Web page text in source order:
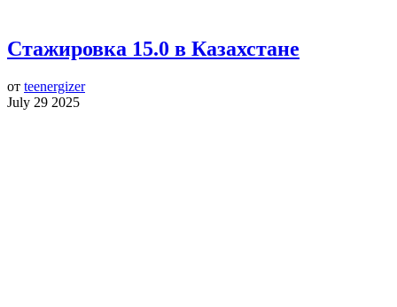
Стажировка 15.0 в Казахстане
от teenergizer
July 29 2025